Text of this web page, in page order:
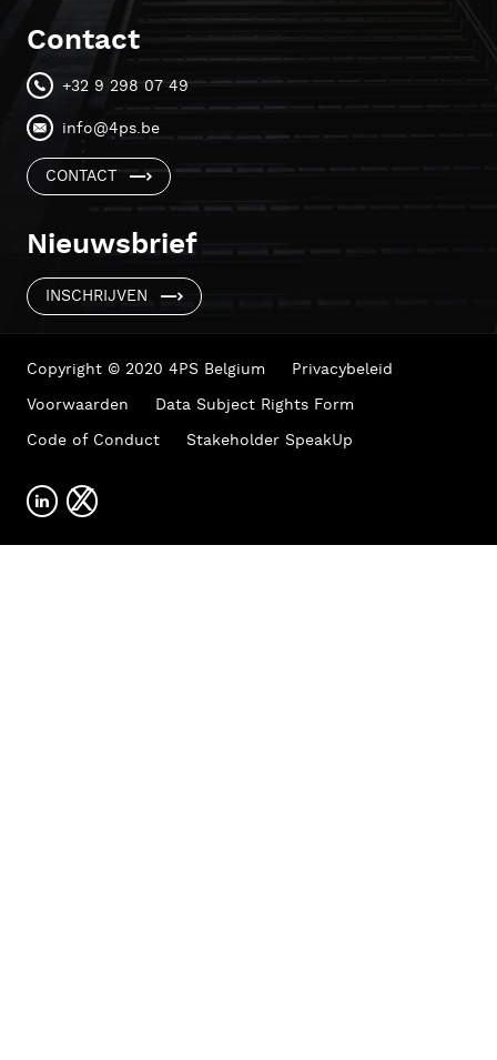
Contact
+32 9 298 07 49
info@4ps.be
CONTACT
Nieuwsbrief
INSCHRIJVEN
Copyright © 2020 4PS Belgium
Privacybeleid
Voorwaarden
Data Subject Rights Form
Code of Conduct
Stakeholder SpeakUp